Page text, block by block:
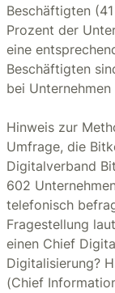
Beschäftigten
Prozent der
eine
Beschäftigten
bei
Hinweis zur
Umfrage, die
Digitalverband
602
telefonisch
Fragestellung
einen Chief
Digitalisierung?
(Chief